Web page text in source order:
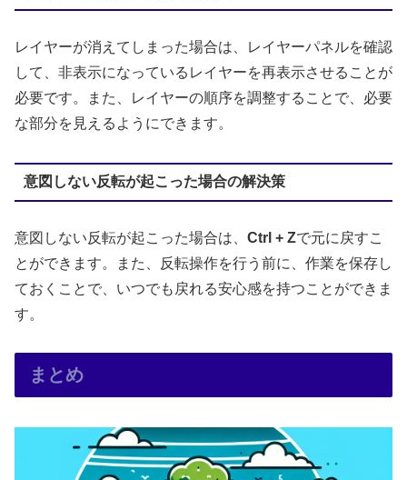
レイヤーが消えてしまった場合は、レイヤーパネルを確認
して、非表示になっているレイヤーを再表示させることが
必要です。また、レイヤーの順序を調整することで、必要
な部分を見えるようにできます。
意図しない反転が起こった場合の解決策
意図しない反転が起こった場合は、 Ctrl + Zで元に戻すこ
とができます。また、反転操作を行う前に、作業を保存し
ておくことで、いつでも戻れる安心感を持つことができま
す。
まとめ